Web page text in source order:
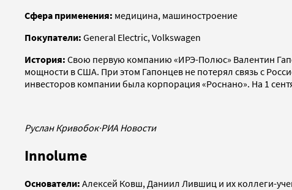
Сфера применения: медицина, машиностроение
Покупатели: General Electric, Volkswagen
История: Свою первую компанию «ИРЭ-Полюс» Валентин
мощности в США. При этом Гапонцев не потерял связь с
инвесторов компании была корпорация «Роснано». На 1
Руслан Кривобок·РИА Новости
Innolume
Основатели: Алексей Ковш, Даниил Лившиц и их коллеги-